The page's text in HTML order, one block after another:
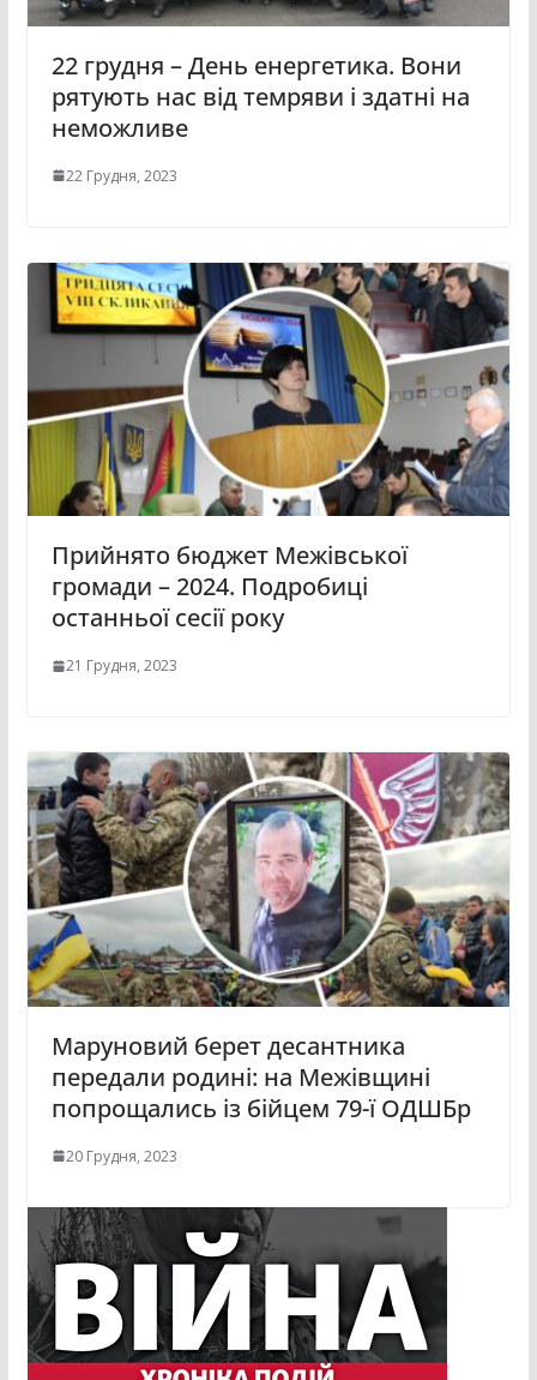
22 грудня – День енергетика. Вони
рятують нас від темряви і здатні на
неможливе
22 Грудня, 2023
Прийнято бюджет Межівської
громади – 2024. Подробиці
останньої сесії року
21 Грудня, 2023
Маруновий берет десантника
передали родині: на Межівщині
попрощались із бійцем 79-ї ОДШБр
20 Грудня, 2023